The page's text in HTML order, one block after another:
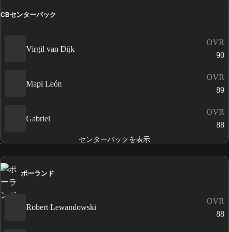
CBセンターバック
Virgil van Dijk
OVR
90
Mapi León
OVR
89
Gabriel
OVR
88
センターバックを表示
ポーランド
Robert Lewandowski
OVR
88